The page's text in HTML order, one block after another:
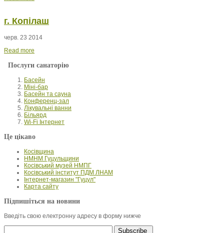
г. Копілаш
черв. 23 2014
Read more
Послуги санаторію
Басейн
Міні-бар
Басейн та сауна
Конференц-зал
Лікувальні ванни
Більярд
Wi-Fi Інтернет
Це цікаво
Косівщина
НМНМ Гуцульщини
Косівський музей НМПГ
Косівський інститут ПДМ ЛНАМ
Інтернет-магазин "Гуцул"
Карта сайту
Підпишіться на новини
Введіть свою електронну адресу в форму нижче